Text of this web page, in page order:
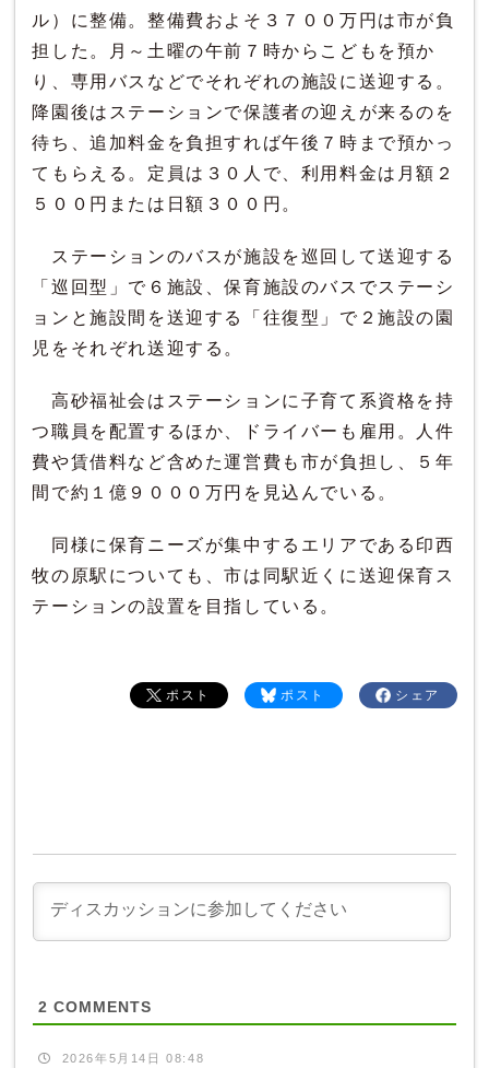
ル）に整備。整備費およそ３７００万円は市が負
担した。月～土曜の午前７時からこどもを預か
り、専用バスなどでそれぞれの施設に送迎する。
降園後はステーションで保護者の迎えが来るのを
待ち、追加料金を負担すれば午後７時まで預かっ
てもらえる。定員は３０人で、利用料金は月額２
５００円または日額３００円。
ステーションのバスが施設を巡回して送迎する
「巡回型」で６施設、保育施設のバスでステーシ
ョンと施設間を送迎する「往復型」で２施設の園
児をそれぞれ送迎する。
高砂福祉会はステーションに子育て系資格を持
つ職員を配置するほか、ドライバーも雇用。人件
費や賃借料など含めた運営費も市が負担し、５年
間で約１億９０００万円を見込んでいる。
同様に保育ニーズが集中するエリアである印西
牧の原駅についても、市は同駅近くに送迎保育ス
テーションの設置を目指している。
シェア
ポスト
ポスト
2 COMMENTS
2026年5月14日 08:48